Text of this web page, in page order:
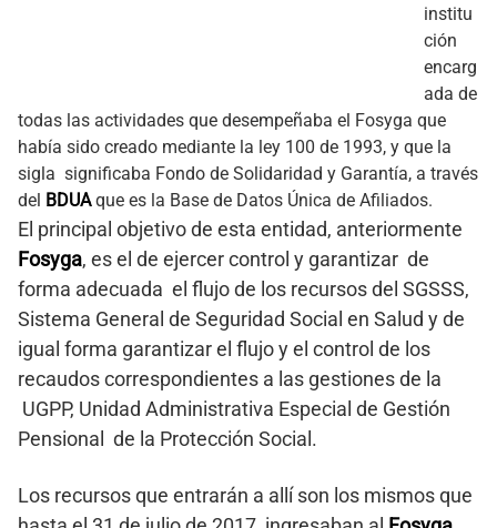
institu
ción
encarg
ada de
todas las actividades que desempeñaba el Fosyga que
había sido creado mediante la ley 100 de 1993, y que la
sigla significaba Fondo de Solidaridad y Garantía, a través
del BDUAque es la Base de Datos Única de Afiliados.
El principal objetivo de esta entidad, anteriormente
Fosyga, es el de ejercer control y garantizar de
forma adecuada el flujo de los recursos del SGSSS,
Sistema General de Seguridad Social en Salud y de
igual forma garantizar el flujo y el control de los
recaudos correspondientes a las gestiones de la
UGPP, Unidad Administrativa Especial de Gestión
Pensional de la Protección Social.
Los recursos que entrarán a allí son los mismos que